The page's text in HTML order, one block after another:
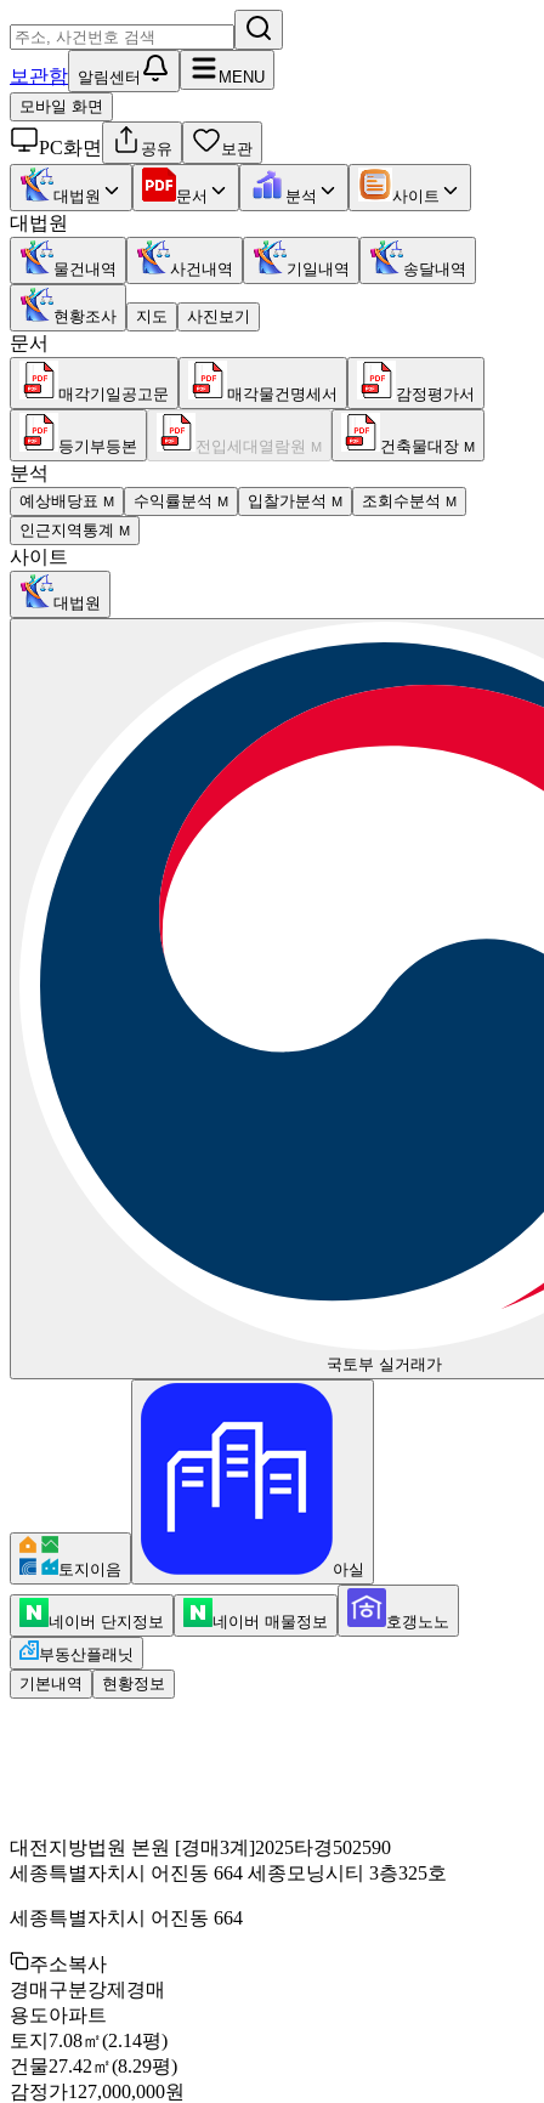
보관함 알림센터
MENU
모바일 화면
PC화면 공유 보관
대법원 문서 분석 사이트
대법원
물건내역 사건내역 기일내역 송달내역
현황조사 지도 사진보기
문서
매각기일공고문 매각물건명세서 감정평가서
등기부등본 전입세대열람원 M 건축물대장 M
분석
예상배당표 M 수익률분석 M 입찰가분석 M 조회수분석 M
인근지역통계 M
사이트
대법원
국토부 실거래가
토지이음 아실
네이버 단지정보 네이버 매물정보
호갱노노
부동산플래닛
기본내역
현황정보
대전지방법원 본원 [경매3계]2025타경502590
세종특별자치시 어진동 664 세종모닝시티 3층325호
세종특별자치시 어진동 664
주소복사
경매구분강제경매
용도아파트
토지 7.08㎡(2.14평)
건물27.42㎡(8.29평)
감정가127,000,000원